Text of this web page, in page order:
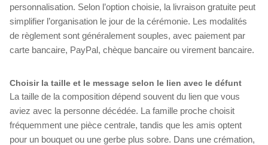
personnalisation. Selon l’option choisie, la livraison gratuite peut
simplifier l’organisation le jour de la cérémonie. Les modalités
de règlement sont généralement souples, avec paiement par
carte bancaire, PayPal, chèque bancaire ou virement bancaire.
Choisir la taille et le message selon le lien avec le défunt
La taille de la composition dépend souvent du lien que vous
aviez avec la personne décédée. La famille proche choisit
fréquemment une pièce centrale, tandis que les amis optent
pour un bouquet ou une gerbe plus sobre. Dans une crémation,